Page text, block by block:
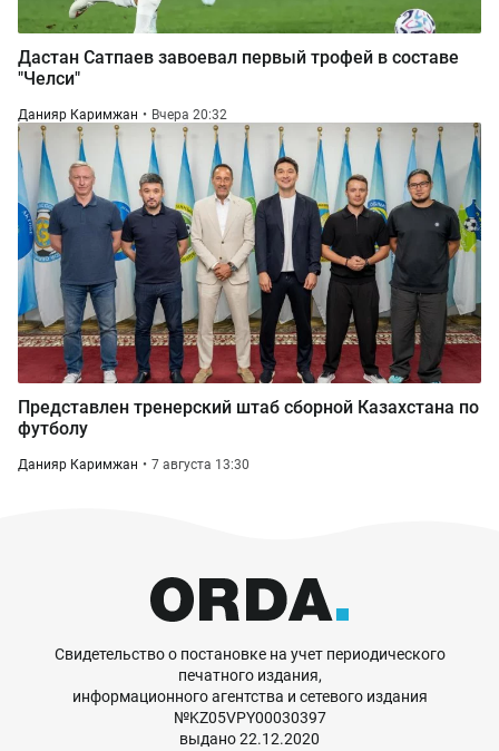
Дастан Сатпаев завоевал первый трофей в составе
"Челси"
Данияр Каримжан Вчера 20:32
Представлен тренерский штаб сборной Казахстана по
футболу
Данияр Каримжан 7 августа 13:30
Свидетельство о постановке на учет периодического
печатного издания,
информационного агентства и сетевого издания
№KZ05VPY00030397
выдано 22.12.2020